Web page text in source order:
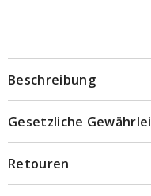
Beschreibung
Gesetzliche
Retouren